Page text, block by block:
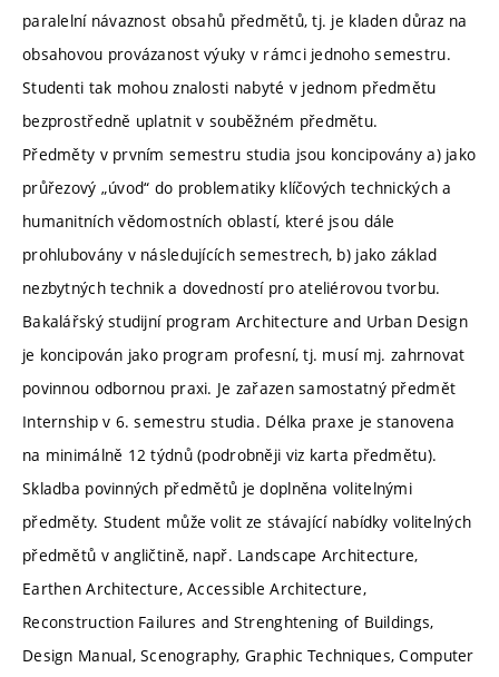
paralelní návaznost obsahů předmětů, tj. je kladen důraz na
obsahovou provázanost výuky v rámci jednoho semestru.
Studenti tak mohou znalosti nabyté v jednom předmětu
bezprostředně uplatnit v souběžném předmětu.
Předměty v prvním semestru studia jsou koncipovány a) jako
průřezový „úvod“ do problematiky klíčových technických a
humanitních vědomostních oblastí, které jsou dále
prohlubovány v následujících semestrech, b) jako základ
nezbytných technik a dovedností pro ateliérovou tvorbu.
Bakalářský studijní program Architecture and Urban Design
je koncipován jako program profesní, tj. musí mj. zahrnovat
povinnou odbornou praxi. Je zařazen samostatný předmět
Internship v 6. semestru studia. Délka praxe je stanovena
na minimálně 12 týdnů (podrobněji viz karta předmětu).
Skladba povinných předmětů je doplněna volitelnými
předměty. Student může volit ze stávající nabídky volitelných
předmětů v angličtině, např. Landscape Architecture,
Earthen Architecture, Accessible Architecture,
Reconstruction Failures and Strenghtening of Buildings,
Design Manual, Scenography, Graphic Techniques, Computer